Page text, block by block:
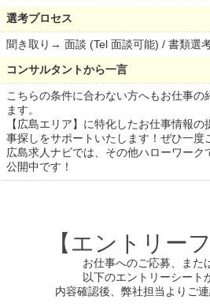
選考プロセス
聞き取り→ 面談 (Tel 面談可能) / 書類選
コンサルタントから一言
こちらの条件に合わない方へもお仕事
ます。
【広島エリア】に特化したお仕事情報
事探しをサポートいたします！ぜひ一
広島求人ナビでは、その他ハローワーク
公開中です！
【エントリー
お仕事へのご応募、また
以下のエントリーシート
内容確認後、弊社担当よりご連